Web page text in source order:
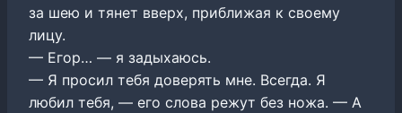
за шею и тянет вверх, приближая к своему
лицу.
— Егор… — я задыхаюсь.
— Я просил тебя доверять мне. Всегда. Я
любил тебя, — его слова режут без ножа. — А